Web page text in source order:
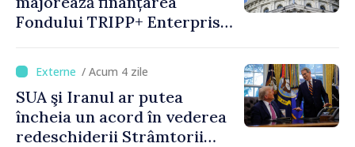
Fondului TRIPP+ Enterprise
milioane de dolari
/ Acum 4 zile
SUA şi Iranul ar putea
încheia un acord în vederea
redeschiderii Strâmtorii